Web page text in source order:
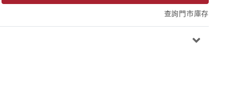
查詢門市庫存